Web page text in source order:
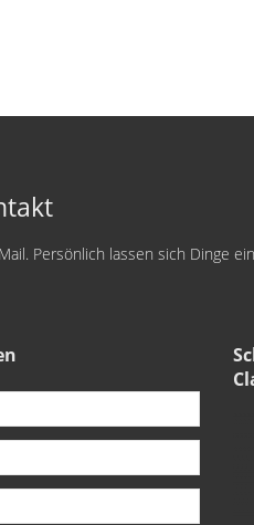
Persönlich lassen sich Dinge